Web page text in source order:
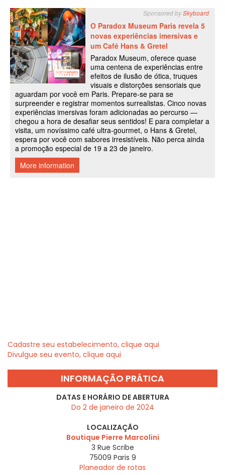
Cadastre seu estabelecimento, clique aqui
Divulgue seu evento, clique aqui
INFORMAÇÃO PRÁTICA
DATAS E HORÁRIO DE ABERTURA
Do 2 de janeiro de 2024
LOCALIZAÇÃO
Boutique Pierre Marcolini
3 Rue Scribe
75009 Paris 9
Planeador de rotas